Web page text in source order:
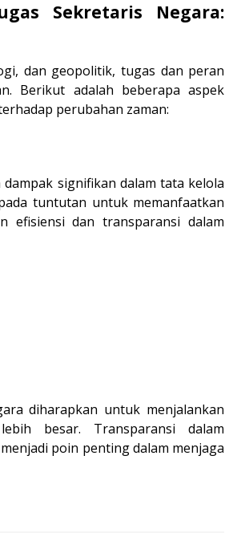
Sekretaris Negara:
dan geopolitik, tugas dan peran
Berikut adalah beberapa aspek
perubahan zaman:
signifikan dalam tata kelola
tuntutan untuk memanfaatkan
efisiensi dan transparansi dalam
diharapkan untuk menjalankan
besar. Transparansi dalam
poin penting dalam menjaga